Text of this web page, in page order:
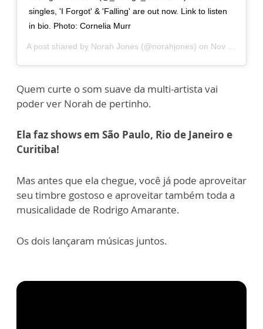
singles, 'I Forgot' & 'Falling' are out now. Link to listen
in bio. Photo: Cornelia Murr
A post shared by Norah Jones (@norahjones) on Nov 13, 2019 at 6:30am PST
Quem curte o som suave da multi-artista vai
poder ver Norah de pertinho.
Ela faz shows em São Paulo, Rio de Janeiro e
Curitiba!
Mas antes que ela chegue, você já pode aproveitar
seu timbre gostoso e aproveitar também toda a
musicalidade de Rodrigo Amarante.
Os dois lançaram músicas juntos.